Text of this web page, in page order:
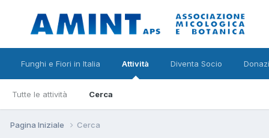
Funghi e Fiori in Italia Attività
Tutte le attività Cerca
Diventa Socio
Pagina Iniziale Cerca